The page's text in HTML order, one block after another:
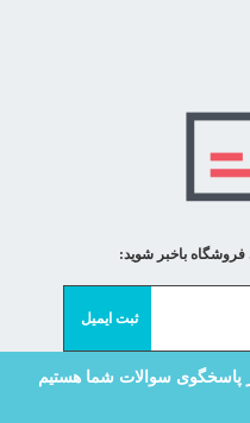
شبانه روز پاسخگوی سوالات شما هستیم
فروشگاه باخبر شوید: